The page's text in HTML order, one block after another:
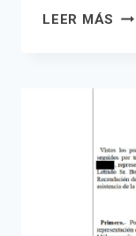
LEER MÁS
DE